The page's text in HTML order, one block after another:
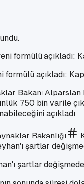
açıkladı:
Bakanı
750 bin varile
açıkladı
Bakanlığı
şartlar